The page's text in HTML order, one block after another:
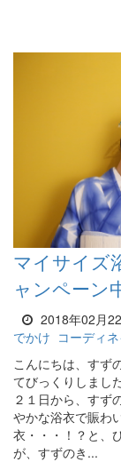
マイサイズ
ャンペーン
2018年02月
でかけ コーディ
こんにちは、すず
てびっくりしまし
２１日から、すず
やかな浴衣で賑わ
衣・・・！？と、
が、すずのき...